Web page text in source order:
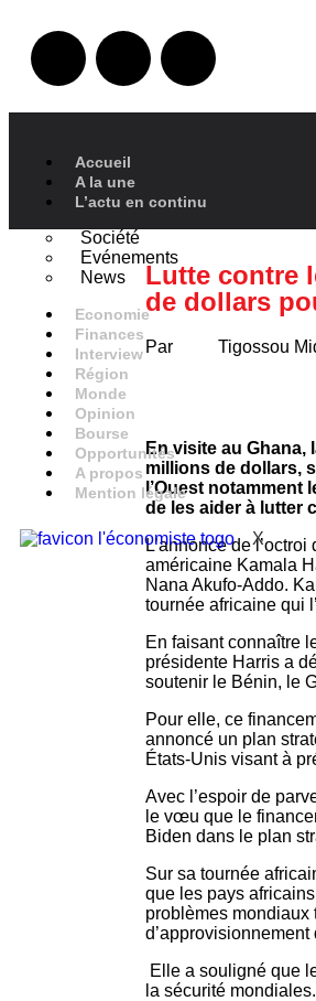
Accueil
A la une
L’actu en continu
Société
Evénements
News
Economie
Finances
Interview
Région
Monde
Opinion
Bourse
Opportunités
A propos
Mention légale
X
Lutte contre
de dollars
Par Tigossou
En visite au Ghana,
millions de dollars,
l’Ouest notamment
de les aider à lutter
L’annonce de
américaine Kamala
Nana Akufo-Addo.
tournée africaine qui
En faisant connaître
présidente Harris a
soutenir le Bénin, le
Pour elle, ce
annoncé un plan
États-Unis visant à
Avec l’espoir de
le vœu que le
Biden dans le plan
Sur sa tournée
que les pays
problèmes
d’approvisionnement
Elle a souligné que
la sécurité mondiales.